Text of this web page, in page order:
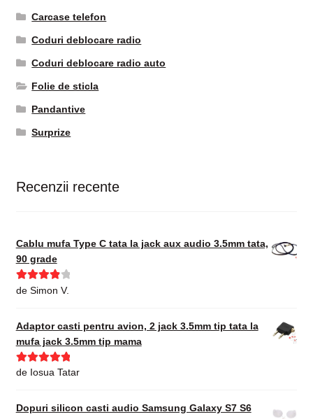
Carcase telefon
Coduri deblocare radio
Coduri deblocare radio auto
Folie de sticla
Pandantive
Surprize
Recenzii recente
Cablu mufa Type C tata la jack aux audio 3.5mm tata,
90 grade
Evaluat la
de Simon V.
Adaptor casti pentru avion, 2 jack 3.5mm tip tata la
mufa jack 3.5mm tip mama
Evaluat la5
de Iosua Tatar
Dopuri silicon casti audio Samsung Galaxy S7 S6